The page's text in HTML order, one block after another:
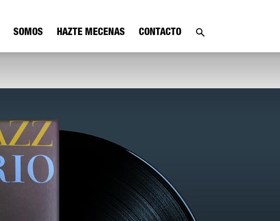
SOMOS HAZTE MECENAS CONTACTO